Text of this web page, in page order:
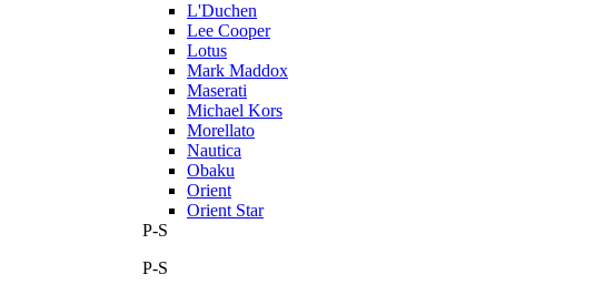
L'Duchen
Lee Cooper
Lotus
Mark Maddox
Maserati
Michael Kors
Morellato
Nautica
Obaku
Orient
Orient Star
P-S
P-S